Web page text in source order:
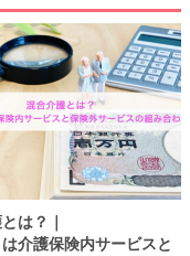
は？｜
介護保険内サービスと